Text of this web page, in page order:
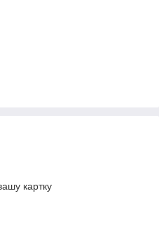
картку